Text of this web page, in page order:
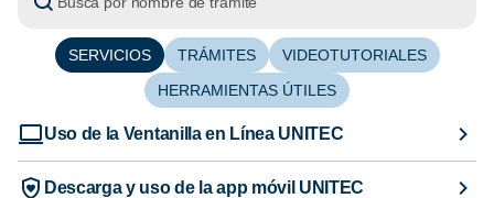
SERVICIOS TRÁMITES
VIDEOTUTORIALES
HERRAMIENTAS ÚTILES
Uso de la Ventanilla en Línea UNITEC
Descarga y uso de la app móvil UNITEC